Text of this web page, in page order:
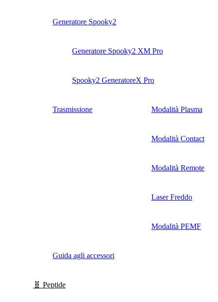
Generatore Spooky2
Generatore Spooky2 XM Pro
Spooky2 GeneratoreX Pro
Trasmissione Modalità Plasma
Modalità Contact
Modalità Remote
Laser Freddo
Modalità PEMF
Guida agli accessori
🧬 Peptide